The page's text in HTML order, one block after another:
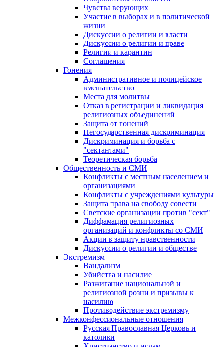
Чувства верующих
Участие в выборах и в политической
жизни
Дискуссии о религии и власти
Дискуссии о религии и праве
Религии и карантин
Соглашения
Гонения
Административное и полицейское
вмешательство
Места для молитвы
Отказ в регистрации и ликвидация
религиозных объединений
Защита от гонений
Негосударственная дискриминация
Дискриминация и борьба с
"сектантами"
Теоретическая борьба
Общественность и СМИ
Конфликты с местным населением и
организациями
Конфликты с учреждениями культуры
Защита права на свободу совести
Светские организации против "сект"
Диффамация религиозных
организаций и конфликты со СМИ
Акции в защиту нравственности
Дискуссии о религии и обществе
Экстремизм
Вандализм
Убийства и насилие
Разжигание национальной и
религиозной розни и призывы к
насилию
Противодействие экстремизму
Межконфессиональные отношения
Русская Православная Церковь и
католики